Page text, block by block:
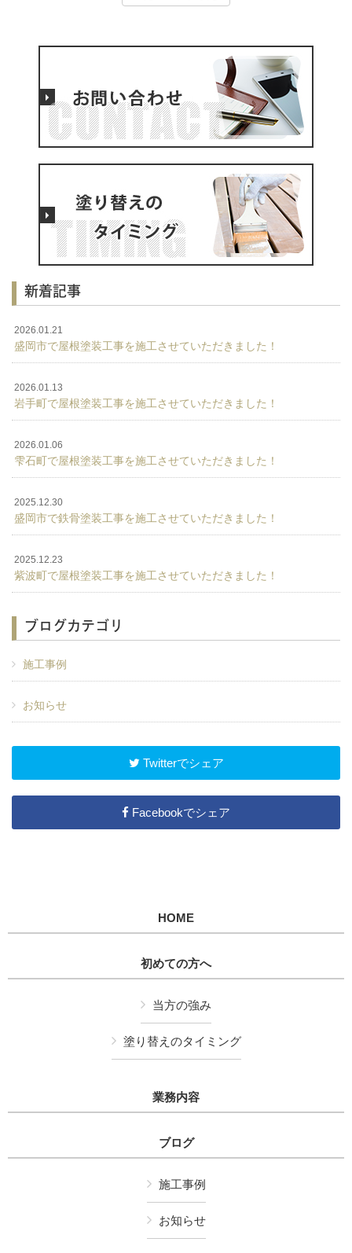
新着記事
2026.01.21
盛岡市で屋根塗装工事を施工させていただきました！
2026.01.13
岩手町で屋根塗装工事を施工させていただきました！
2026.01.06
雫石町で屋根塗装工事を施工させていただきました！
2025.12.30
盛岡市で鉄骨塗装工事を施工させていただきました！
2025.12.23
紫波町で屋根塗装工事を施工させていただきました！
ブログカテゴリ
施工事例
お知らせ
Twitterでシェア
Facebookでシェア
HOME
初めての方へ
当方の強み
塗り替えのタイミング
業務内容
ブログ
施工事例
お知らせ